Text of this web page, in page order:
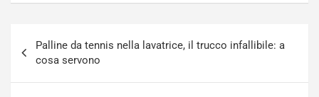
articoli
Palline da tennis nella lavatrice, il trucco infallibile: a
cosa servono